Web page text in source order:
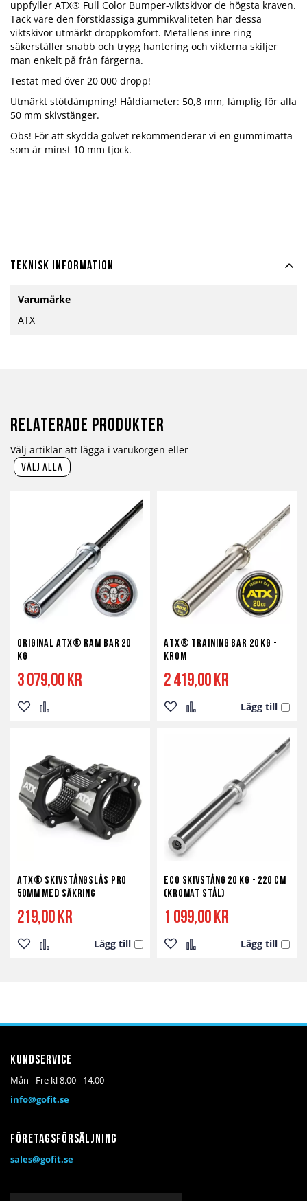
uppfyller ATX® Full Color Bumper-viktskivor de högsta kraven.
Tack vare den förstklassiga gummikvaliteten har dessa
viktskivor utmärkt droppkomfort. Metallens inre ring
säkerställer snabb och trygg hantering och vikterna skiljer
man enkelt på från färgerna.
Testat med över 20 000 dropp!
Utmärkt stötdämpning! Håldiameter: 50,8 mm, lämplig för alla
50 mm skivstänger.
Obs! För att skydda golvet rekommenderar vi en gummimatta
som är minst 10 mm tjock.
Teknisk information
information
Varumärke
ATX
Relaterade produkter
Välj artiklar att lägga i varukorgen eller
välj alla
Original ATX® RAM BAR 20
kg
3 079,00 kr
Lägg
önskelista
Lägg
i
jämför
ATX® Training Bar 20 kg -
Krom
2 419,00 kr
Lägg till
Lägg Lägg
ATX® Skivstångslås Pro
50mm med Säkring
219,00 kr
Lägg till
Lägg Lägg
ECO Skivstång 20 kg - 220 cm
(Kromat Stål)
1 099,00 kr
Lägg till
Lägg Lägg
Kundservice
Mån - Fre kl 8.00 - 14.00
info@gofit.se
Företagsförsäljning
sales@gofit.se